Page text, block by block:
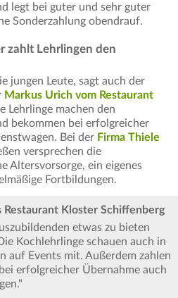
legt bei guter und sehr guter
Sonderzahlung obendrauf.
zahlt Lehrlingen den
jungen Leute, sagt auch der
Markus Urich vom Restaurant
Lehrlinge machen den
bekommen bei erfolgreicher
Bei der Firma Thiele
versprechen die
Altersvorsorge, ein eigenes
Fortbildungen.
Kloster Schiffenberg
etwas zu bieten
Kochlehrlinge schauen auch in
auf Events mit. Außerdem zahlen
erfolgreicher Übernahme auch